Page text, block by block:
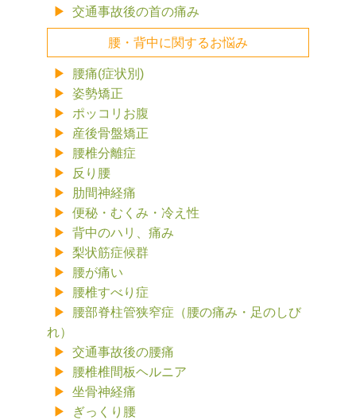
交通事故後の首の痛み
腰・背中に関するお悩み
腰痛(症状別)
姿勢矯正
ポッコリお腹
産後骨盤矯正
腰椎分離症
反り腰
肋間神経痛
便秘・むくみ・冷え性
背中のハリ、痛み
梨状筋症候群
腰が痛い
腰椎すべり症
腰部脊柱管狭窄症（腰の痛み・足のしび
れ）
交通事故後の腰痛
腰椎椎間板ヘルニア
坐骨神経痛
ぎっくり腰